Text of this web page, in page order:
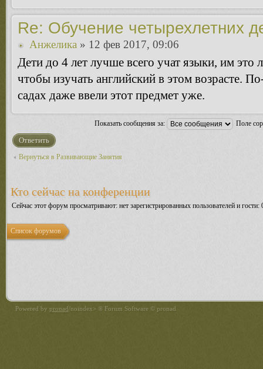
Re: Обучение четырехлетних
Анжелика » 12 фев 2017, 09:06
Дети до 4 лет лучше всего учат языки, им это
чтобы изучать английский в этом возрасте.
садах даже ввели этот предмет уже.
Показать сообщения за: Поле
Ответить
Вернуться в Развивающие Занятия
Кто сейчас на конференции
Сейчас этот форум просматривают: нет зарегистрированных пользователей и гости:
Список форумов
Powered by pronad/noindex> ® Forum Software © pronad